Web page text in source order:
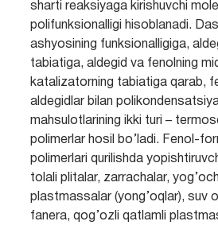
sharti reaksiyaga kirishuvchi
polifunksionalligi hisoblanadi.
ashyosining funksionalligiga,
tabiatiga, aldegid va fenolning
katalizatorning tabiatiga qarab,
aldegidlar bilan
mahsulotlarining ikki turi –
polimerlar hosil bo’ladi. Fenol-
polimerlari qurilishda
tolali plitalar, zarrachalar,
plastmassalar (yong’oqlar), suv
fanera, qog’ozli qatlamli